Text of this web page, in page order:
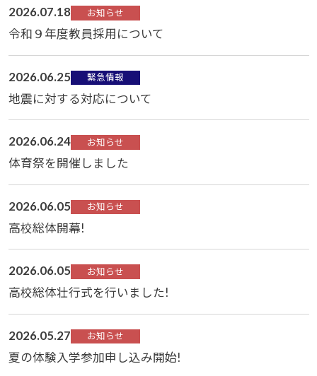
2026.07.18 お知らせ
令和９年度教員採用について
2026.06.25 緊急情報
地震に対する対応について
2026.06.24 お知らせ
体育祭を開催しました
2026.06.05 お知らせ
高校総体開幕!
2026.06.05 お知らせ
高校総体壮行式を行いました!
2026.05.27 お知らせ
夏の体験入学参加申し込み開始!